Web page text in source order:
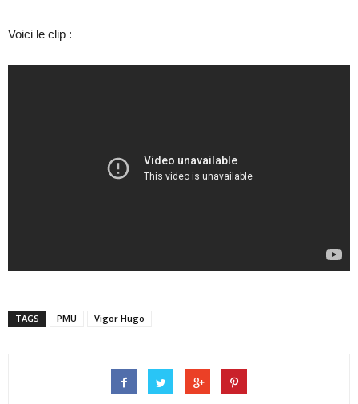
Voici le clip :
TAGS PMU Vigor Hugo